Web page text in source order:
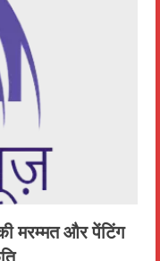
मरम्मत और पेंटिंग